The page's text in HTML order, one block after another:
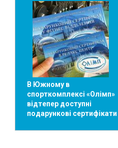
В Южному в
спорткомплексі «Олімп»
відтепер доступні
подарункові сертифікати